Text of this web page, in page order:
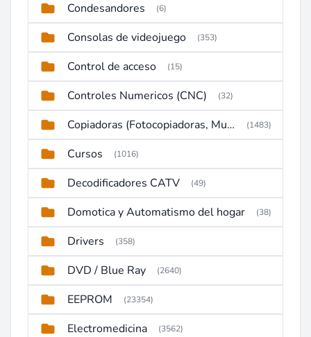
Condesandores (6)
Consolas de videojuego (353)
Control de acceso (15)
Controles Numericos (CNC) (32)
Copiadoras (Fotocopiadoras, Multifunctions, Ploter, etc) (1483)
Cursos (1016)
Decodificadores CATV (49)
Domotica y Automatismo del hogar (38)
Drivers (358)
DVD / Blue Ray (2640)
EEPROM (23354)
Electromedicina (3562)